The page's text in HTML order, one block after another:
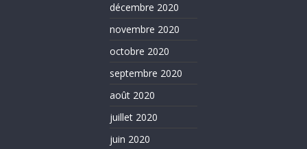
décembre 2020
novembre 2020
octobre 2020
septembre 2020
août 2020
juillet 2020
juin 2020